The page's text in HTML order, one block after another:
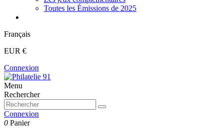
Toutes les Émissions de 2025
Français
EUR €
Connexion
Menu
Rechercher
Connexion
0 Panier